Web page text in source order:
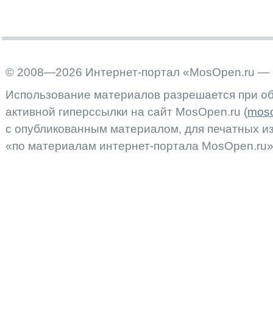
© 2008—2026 Интернет-портал «MosOpen.ru —
Использование материалов разрешается при
активной гиперссылки на сайт MosOpen.ru (
с опубликованным материалом, для печатных
«по материалам интернет-портала